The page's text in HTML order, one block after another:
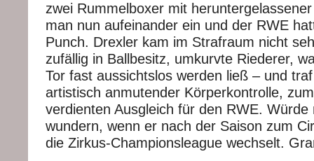
zwei Rummelboxer mit
man nun aufeinander ein und der RWE
Punch. Drexler kam im Strafraum nicht
zufällig in Ballbesitz, umkurvte Riederer,
Tor fast aussichtslos werden ließ – und
artistisch anmutender Körperkontrolle,
verdienten Ausgleich für den RWE. Würde
wundern, wenn er nach der Saison zum
die Zirkus-Championsleague wechselt.